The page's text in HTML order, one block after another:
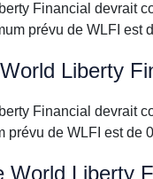
Financial devrait
prévu de WLFI
Liberty
Financial devrait
prévu de WLFI est
World Liberty